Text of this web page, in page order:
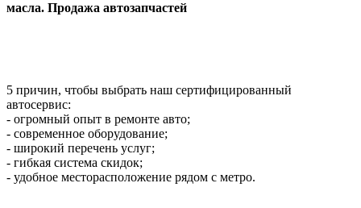
масла. Продажа автозапчастей
5 причин, чтобы выбрать наш сертифицированный
автосервис:
- огромный опыт в ремонте авто;
- современное оборудование;
- широкий перечень услуг;
- гибкая система скидок;
- удобное месторасположение рядом с метро.